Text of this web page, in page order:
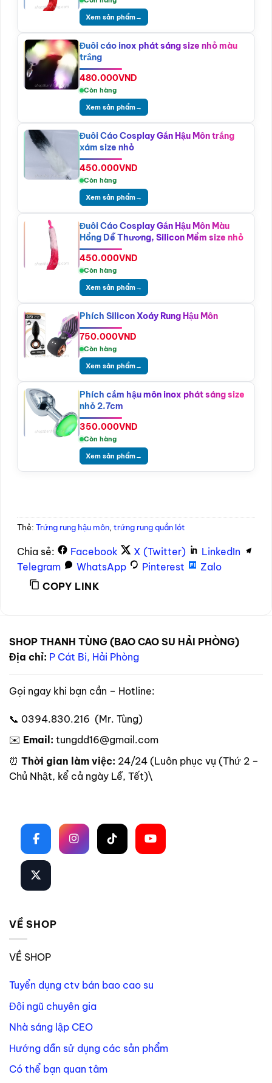
Xem sản phẩm→
Đuôi cáo inox phát sáng size nhỏ màu
trắng
480.000VND
Còn hàng
Xem sản phẩm→
Đuôi Cáo Cosplay Gắn Hậu Môn trắng
xám size nhỏ
450.000VND
Còn hàng
Xem sản phẩm→
Đuôi Cáo Cosplay Gắn Hậu Môn Màu
Hồng Dễ Thương, Silicon Mềm size nhỏ
450.000VND
Còn hàng
Xem sản phẩm→
Phích Silicon Xoáy Rung Hậu Môn
750.000VND
Còn hàng
Xem sản phẩm→
Phích cắm hậu môn inox phát sáng size
nhỏ 2.7cm
350.000VND
Còn hàng
Xem sản phẩm→
Thẻ: Trứng rung hậu môn trứng rung quần lót
Chia sẻ: Facebook X (Twitter)
LinkedIn
Telegram
WhatsApp Pinterest
Zalo
COPY LINK
SHOP THANH TÙNG (BAO CAO SU HẢI PHÒNG)
Địa chỉ: P Cát Bi, Hải Phòng
Gọi ngay khi bạn cần – Hotline:
📞 0394.830.216 (Mr. Tùng)
✉️ Email: tungdd16@gmail.com
⏰ Thời gian làm việc: 24/24 (Luôn phục vụ (Thứ 2 –
Chủ Nhật, kể cả ngày Lễ, Tết)\
VỀ SHOP
VỀ SHOP
Tuyển dụng ctv bán bao cao su
Đội ngũ chuyên gia
Nhà sáng lập CEO
Hướng dẫn sử dụng các sản phẩm
Có thể bạn quan tâm